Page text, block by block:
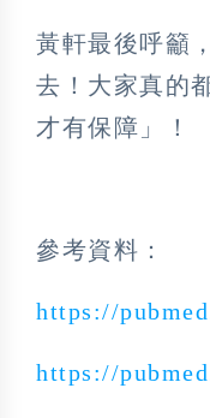
黃軒最後呼籲
去！大家真的
才有保障」！
參考資料：
https://
https://